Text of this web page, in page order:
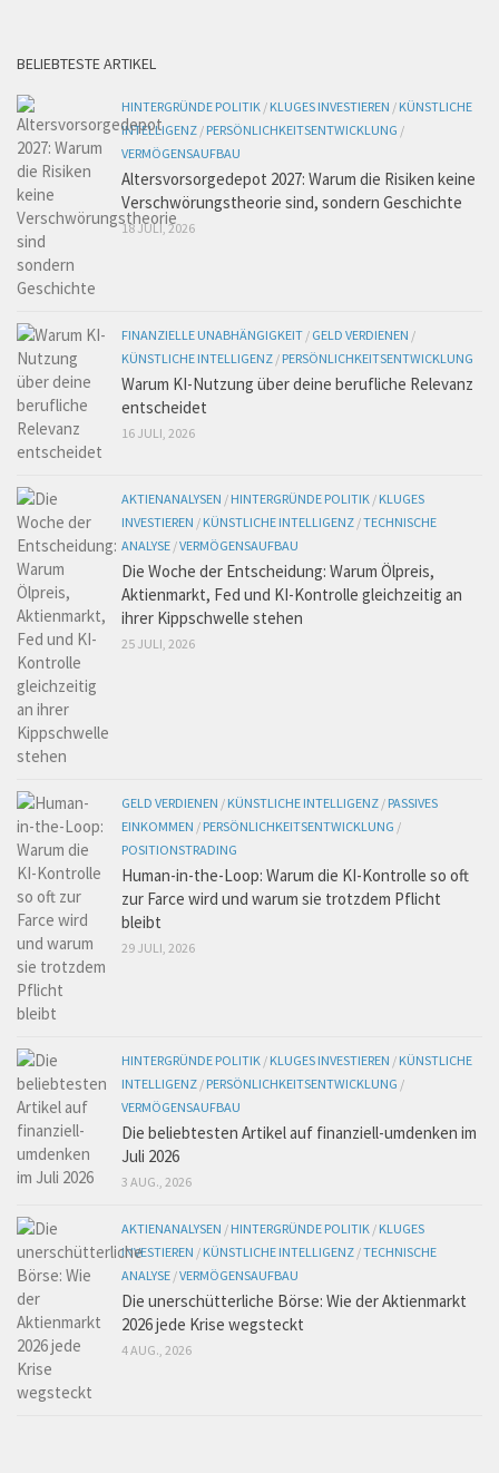
BELIEBTESTE ARTIKEL
HINTERGRÜNDE POLITIK / KLUGES INVESTIEREN / KÜNSTLICHE
INTELLIGENZ / PERSÖNLICHKEITSENTWICKLUNG /
VERMÖGENSAUFBAU
Altersvorsorgedepot 2027: Warum die Risiken keine
Verschwörungstheorie sind, sondern Geschichte
18 JULI, 2026
FINANZIELLE UNABHÄNGIGKEIT / GELD VERDIENEN /
KÜNSTLICHE INTELLIGENZ / PERSÖNLICHKEITSENTWICKLUNG
Warum KI-Nutzung über deine berufliche Relevanz
entscheidet
16 JULI, 2026
AKTIENANALYSEN / HINTERGRÜNDE POLITIK / KLUGES
INVESTIEREN / KÜNSTLICHE INTELLIGENZ /TECHNISCHE
ANALYSE /VERMÖGENSAUFBAU
Die Woche der Entscheidung: Warum Ölpreis,
Aktienmarkt, Fed und KI-Kontrolle gleichzeitig an
ihrer Kippschwelle stehen
25 JULI, 2026
GELD VERDIENEN / KÜNSTLICHE INTELLIGENZ / PASSIVES
EINKOMMEN / PERSÖNLICHKEITSENTWICKLUNG /
POSITIONSTRADING
Human-in-the-Loop: Warum die KI-Kontrolle so oft
zur Farce wird und warum sie trotzdem Pflicht
bleibt
29 JULI, 2026
HINTERGRÜNDE POLITIK / KLUGES INVESTIEREN / KÜNSTLICHE
INTELLIGENZ / PERSÖNLICHKEITSENTWICKLUNG /
VERMÖGENSAUFBAU
Die beliebtesten Artikel auf finanziell-umdenken im
Juli 2026
3 AUG., 2026
AKTIENANALYSEN / HINTERGRÜNDE POLITIK / KLUGES
INVESTIEREN / KÜNSTLICHE INTELLIGENZ /TECHNISCHE
ANALYSE /VERMÖGENSAUFBAU
Die unerschütterliche Börse: Wie der Aktienmarkt
2026 jede Krise wegsteckt
4 AUG., 2026